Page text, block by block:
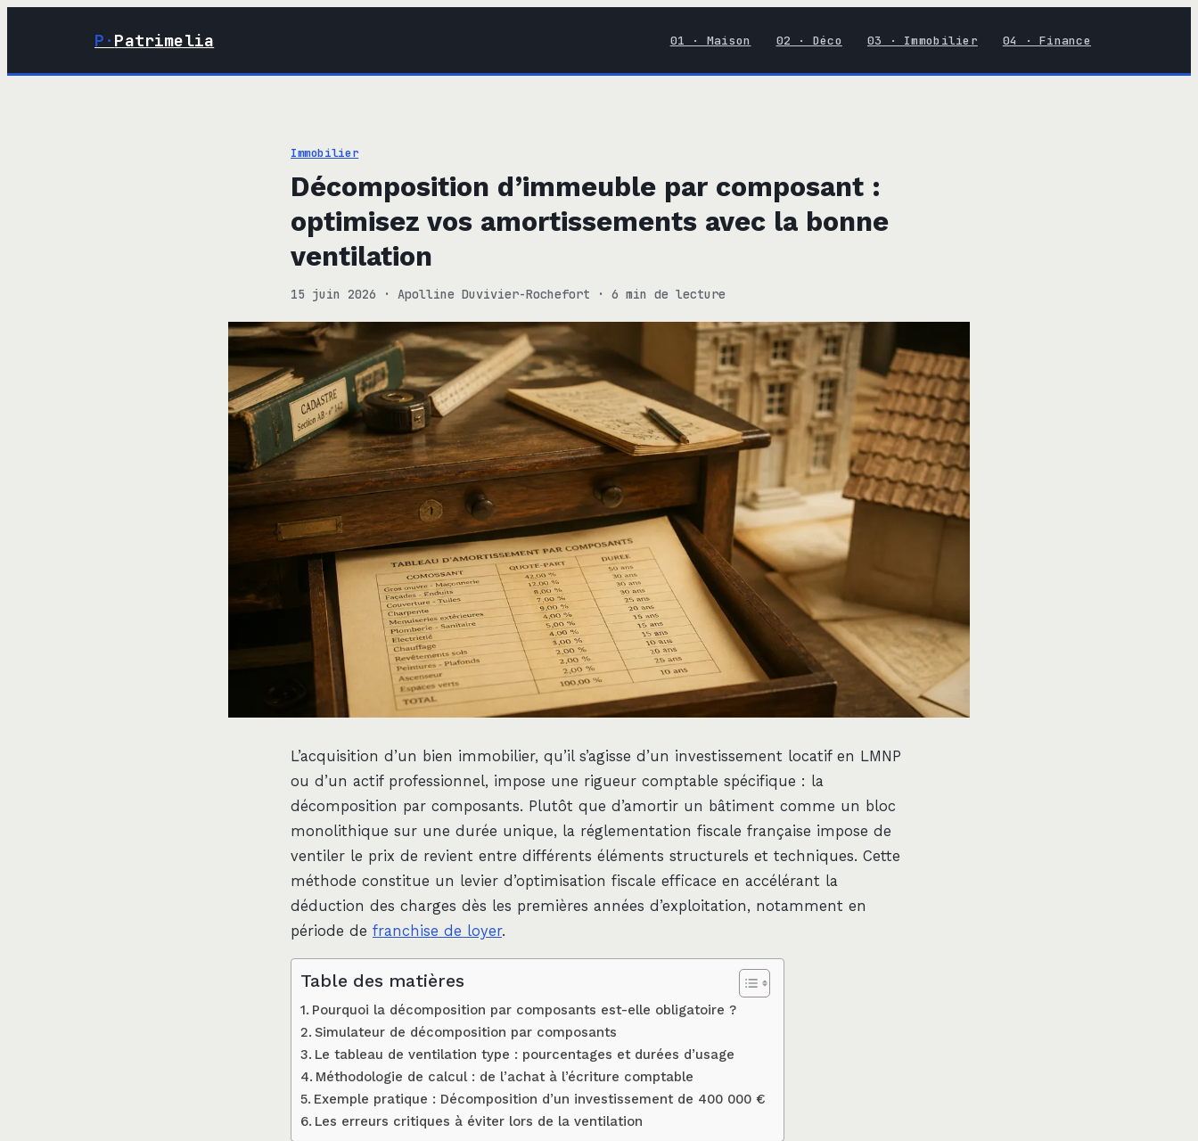
P· Patrimelia 01 · Maison 02 · Déco 03 · Immobilier 04 · Finance
Immobilier
Décomposition d’immeuble par composant :
optimisez vos amortissements avec la bonne
ventilation
15 juin 2026 · Apolline Duvivier-Rochefort · 6 min de lecture
L’acquisition d’un bien immobilier, qu’il s’agisse d’un investissement locatif en LMNP
ou d’un actif professionnel, impose une rigueur comptable spécifique : la
décomposition par composants. Plutôt que d’amortir un bâtiment comme un bloc
monolithique sur une durée unique, la réglementation fiscale française impose de
ventiler le prix de revient entre différents éléments structurels et techniques. Cette
méthode constitue un levier d’optimisation fiscale efficace en accélérant la
déduction des charges dès les premières années d’exploitation, notamment en
période de franchise de loyer.
Table des matières
Pourquoi la décomposition par composants est-elle obligatoire ?
Simulateur de décomposition par composants
Le tableau de ventilation type : pourcentages et durées d’usage
Méthodologie de calcul : de l’achat à l’écriture comptable
Exemple pratique : Décomposition d’un investissement de 400 000 €
Les erreurs critiques à éviter lors de la ventilation